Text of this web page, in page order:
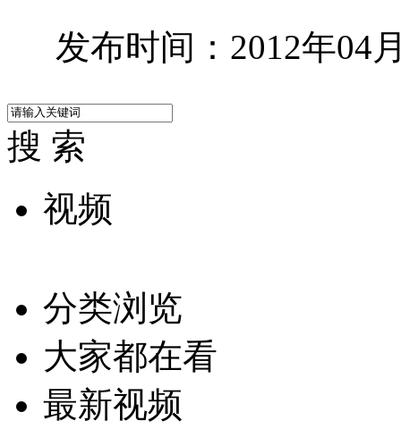
发布时间：2012年04
搜 索
视频
分类浏览
大家都在看
最新视频